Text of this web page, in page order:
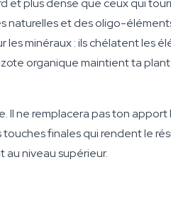
plus dense que ceux qui
et des oligo-
minéraux : ils chélatent les
organique maintient ta
Il ne remplacera pas ton
finales qui rendent le
au niveau supérieur.